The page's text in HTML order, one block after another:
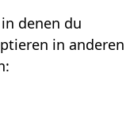
denen du
in anderen